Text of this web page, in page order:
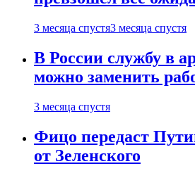
3 месяца спустя3 месяца спустя
В России службу в
можно заменить
3 месяца спустя
Фицо передаст
от Зеленского